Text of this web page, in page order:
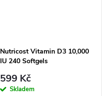
Nutricost Vitamin D3 10,000
IU 240 Softgels
599 Kč
Skladem